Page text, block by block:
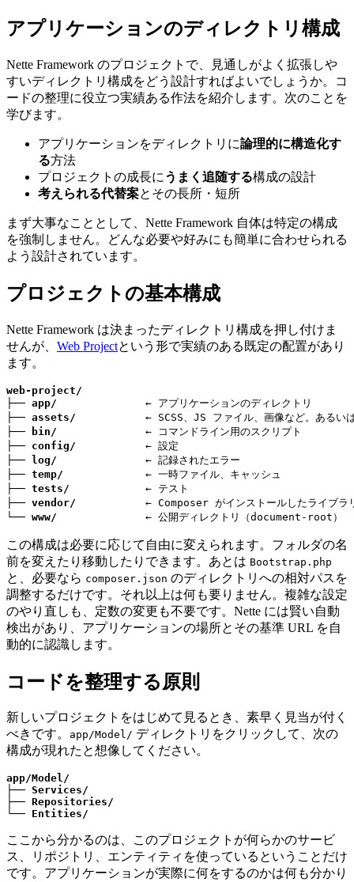
アプリケーションのディレクトリ構成
Nette Framework のプロジェクトで、見通しがよく拡張しや
すいディレクトリ構成をどう設計すればよいでしょうか。コ
ードの整理に役立つ実績ある作法を紹介します。次のことを
学びます。
アプリケーションをディレクトリに論理的に構造化す
る方法
プロジェクトの成長に うまく追随する構成の設計
考えられる代替案とその長所・短所
まず大事なこととして、Nette Framework 自体は特定の構成
を強制しません。どんな必要や好みにも簡単に合わせられる
よう設計されています。
プロジェクトの基本構成
Nette Framework は決まったディレクトリ構成を押し付けま
せんが、 Web Projectという形で実績のある既定の配置があり
ます。
web-project/
├── app/
              ← アプリケーションのディレクトリ
├── assets/
← SCSS、JS ファイル、画像など。ある
├──
bin/
              ← コマンドライン用のスクリプト
├── config/
           ← 設定
├── log/
              ← 記録されたエラー
├── temp/
             ← 一時ファイル、キャッシュ
├── tests/
            ← テスト
├── vendor/
← Composer がインストールしたライブラ
└── www/
              ← 公開ディレクトリ（document-root）
この構成は必要に応じて自由に変えられます。フォルダの名
前を変えたり移動したりできます。あとは Bootstrap.php
と、必要なら composer.json のディレクトリへの相対パスを
調整するだけです。それ以上は何も要りません。複雑な設定
のやり直しも、定数の変更も不要です。Nette には賢い自動
検出があり、アプリケーションの場所とその基準 URL を自
動的に認識します。
コードを整理する原則
新しいプロジェクトをはじめて見るとき、素早く見当が付く
べきです。
app/Model/ ディレクトリをクリックして、次の
構成が現れたと想像してください。
app/Model/
├── Services/
├── Repositories/
└── Entities/
ここから分かるのは、このプロジェクトが何らかのサービ
ス、リポジトリ、エンティティを使っているということだけ
です。アプリケーションが実際に何をするのかは何も分かり